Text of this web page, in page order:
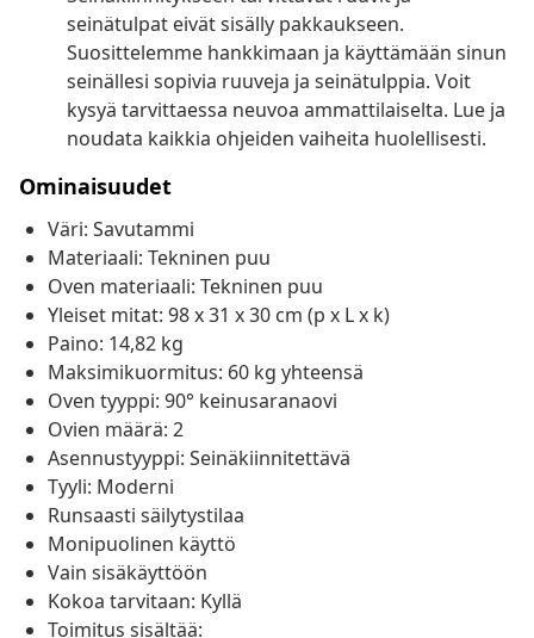
seinätulpat eivät sisälly pakkaukseen.
Suosittelemme hankkimaan ja käyttämään sinun
seinällesi sopivia ruuveja ja seinätulppia. Voit
kysyä tarvittaessa neuvoa ammattilaiselta. Lue ja
noudata kaikkia ohjeiden vaiheita huolellisesti.
Ominaisuudet
Väri: Savutammi
Materiaali: Tekninen puu
Oven materiaali: Tekninen puu
Yleiset mitat: 98 x 31 x 30 cm (p x L x k)
Paino: 14,82 kg
Maksimikuormitus: 60 kg yhteensä
Oven tyyppi: 90° keinusaranaovi
Ovien määrä: 2
Asennustyyppi: Seinäkiinnitettävä
Tyyli: Moderni
Runsaasti säilytystilaa
Monipuolinen käyttö
Vain sisäkäyttöön
Kokoa tarvitaan: Kyllä
Toimitus sisältää: